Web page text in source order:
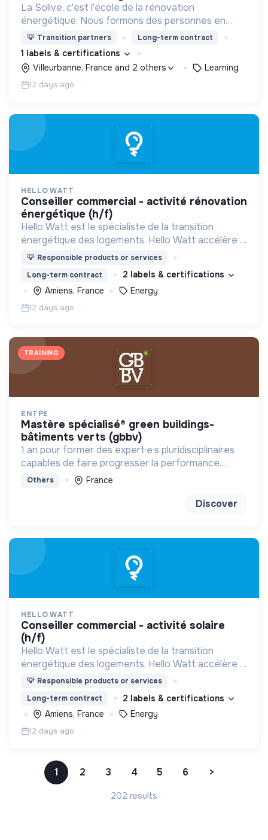
La Solive, c'est l'école de la rénovation
énergétique. Nous formons des personnes en
reconversion aux métiers de la rénovation
énergétique : chefs de projet, installateurs de
pompe à chaleur, etc.
💡 Transition partners Long-term contract
1 labels & certifications
Villeurbanne, France and 2 others
Learning
12 days ago
HELLO WATT
conseiller commercial - activité rénovation
énergétique (h/f)
Hello Watt est le spécialiste de la transition
énergétique des logements. Hello Watt accélère la
transition énergétique en la rendant plus simple,
💡 Responsible products or services
Long-term contract
2 labels & certifications
Amiens, France
Energy
12 days ago
TRAINING
ENTPE
mastère spécialisé® green buildings-
bâtiments verts (gbbv)
1 an pour former des expert·e·s pluridisciplinaires
capables de faire progresser la performance
globale des constructions
Others France
Discover
HELLO WATT
conseiller commercial - activité solaire
(h/f)
Hello Watt est le spécialiste de la transition
énergétique des logements. Hello Watt accélère la
transition énergétique en la rendant plus simple,
💡 Responsible products or services
Long-term contract
2 labels & certifications
Amiens, France
Energy
12 days ago
1 2 3 4 5 6 >
202 results